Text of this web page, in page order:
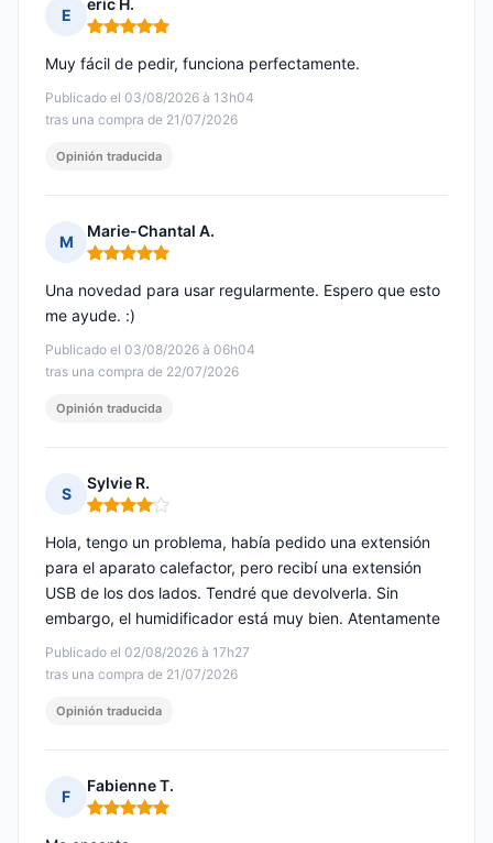
E
eric H.
Nota: 5 de 5
Publicado el 03/08/2026 à 13h04
tras una compra de 21/07/2026
Muy fácil de pedir, funciona perfectamente.
Opinión traducida
M
Marie-Chantal A.
Nota: 5 de 5
Publicado el 03/08/2026 à 06h04
tras una compra de 22/07/2026
Una novedad para usar regularmente. Espero que esto
me ayude. :)
Opinión traducida
S
Sylvie R.
Nota: 4 de 5
Publicado el 02/08/2026 à 17h27
tras una compra de 21/07/2026
Hola, tengo un problema, había pedido una extensión
para el aparato calefactor, pero recibí una extensión
USB de los dos lados. Tendré que devolverla. Sin
embargo, el humidificador está muy bien. Atentamente
Opinión traducida
F
Fabienne T.
Nota: 5 de 5